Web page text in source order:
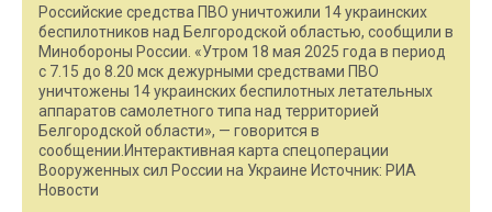
Российские средства ПВО уничтожили 14 украинских
беспилотников над Белгородской областью, сообщили в
Минобороны России. «Утром 18 мая 2025 года в период
с 7.15 до 8.20 мск дежурными средствами ПВО
уничтожены 14 украинских беспилотных летательных
аппаратов самолетного типа над территорией
Белгородской области», — говорится в
сообщении.Интерактивная карта спецоперации
Вооруженных сил России на Украине Источник: РИА
Новости